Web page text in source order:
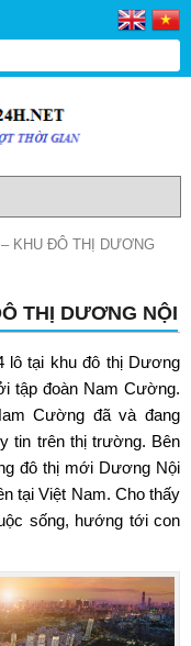
KHU ĐÔ THỊ DƯƠNG
THỊ DƯƠNG NỘI
lô tại khu đô thị Dương
tập đoàn Nam Cường.
Cường đã và đang
tin trên thị trường. Bên
đô thị mới Dương Nội
tại Việt Nam. Cho thấy
sống, hướng tới con